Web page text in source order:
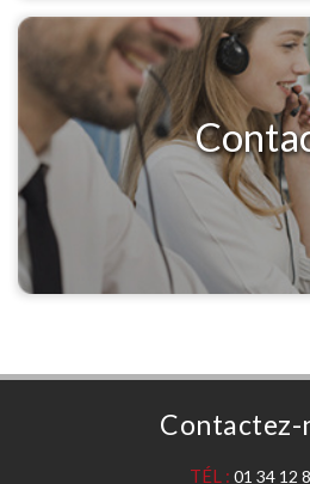
Contactez-
TÉL : 01 34 12